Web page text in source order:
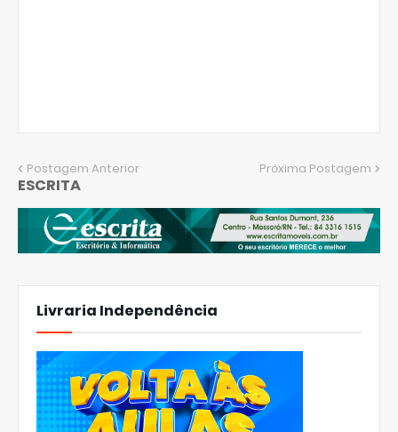
Postagem Anterior Próxima Postagem
ESCRITA
Livraria Independência